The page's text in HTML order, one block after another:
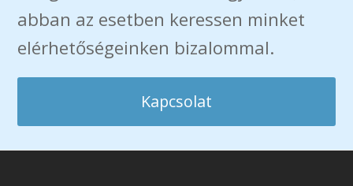
abban az esetben keressen minket
elérhetőségeinken bizalommal.
Kapcsolat